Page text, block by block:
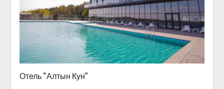
Отель “Алтын Кун”